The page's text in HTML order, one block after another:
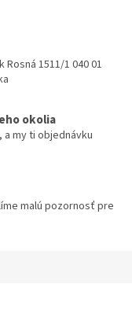
1511/1 040 01
okolia
my ti objednávku
malú pozornosť pre